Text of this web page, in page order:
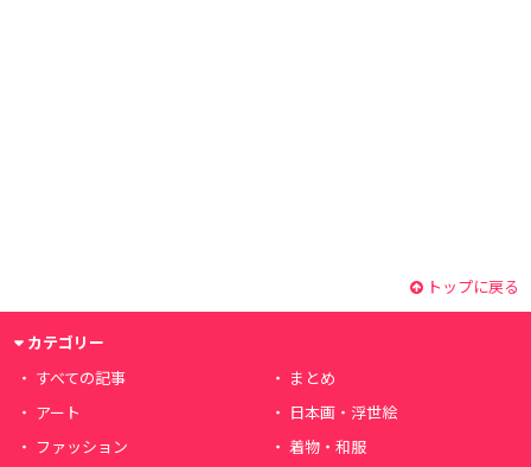
トップに戻る
カテゴリー
すべての記事
まとめ
アート
日本画・浮世絵
ファッション
着物・和服